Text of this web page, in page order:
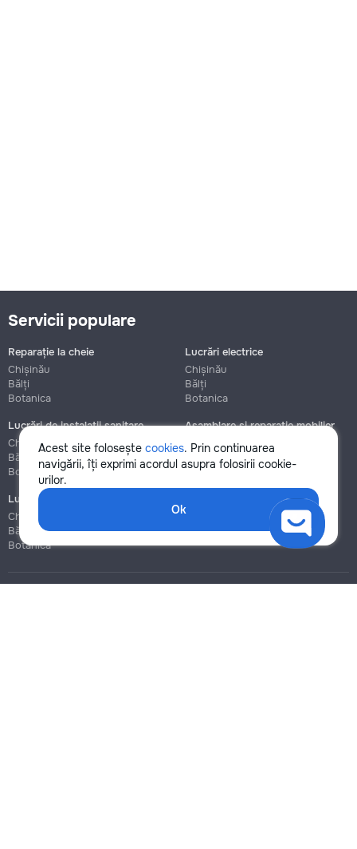
Acest site folosește cookies. Prin continuarea
navigării, îți exprimi acordul asupra folosirii cookie-
urilor.
Ok
Servicii populare
Reparație la cheie
Chișinău
Bălți
Botanica
Lucrări electrice
Chișinău
Bălți
Botanica
Lucrări de instalații sanitare
Chișinău
Bălți
Botanica
Asamblare și reparație mobilier
Chișinău
Botanica
Lucrări de construcție și instalare
Chișinău
Bălți
Botanica